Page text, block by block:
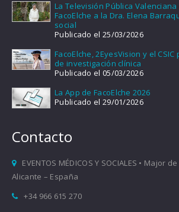
La Televisión Pública
FacoElche a la Dra. Elena
social
Publicado el 25/03/2026
FacoElche, 2EyesVision y el
de investigación clínica
Publicado el 05/03/2026
La App de FacoElche 2026
Publicado el 29/01/2026
Contacto
EVENTOS MÉDICOS Y SOCIALES • Major
Alicante – España
+34 966 615 270